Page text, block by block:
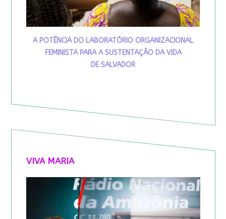
A POTÊNCIA DO LABORATÓRIO ORGANIZACIONAL
FEMINISTA PARA A SUSTENTAÇÃO DA VIDA
DE SALVADOR
VIVA MARIA